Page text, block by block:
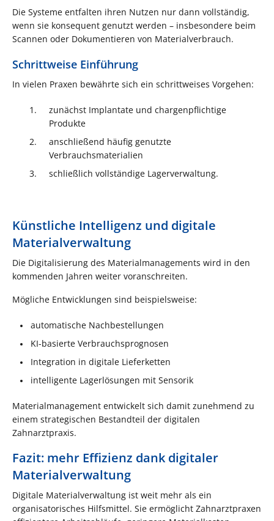
Die Systeme entfalten ihren Nutzen nur dann vollständig,
wenn sie konsequent genutzt werden – insbesondere beim
Scannen oder Dokumentieren von Materialverbrauch.
Schrittweise Einführung
In vielen Praxen bewährte sich ein schrittweises Vorgehen:
zunächst Implantate und chargenpflichtige
Produkte
anschließend häufig genutzte
Verbrauchsmaterialien
schließlich vollständige Lagerverwaltung.
Künstliche Intelligenz und digitale
Materialverwaltung
Die Digitalisierung des Materialmanagements wird in den
kommenden Jahren weiter voranschreiten.
Mögliche Entwicklungen sind beispielsweise:
automatische Nachbestellungen
KI-basierte Verbrauchsprognosen
Integration in digitale Lieferketten
intelligente Lagerlösungen mit Sensorik
Materialmanagement entwickelt sich damit zunehmend zu
einem strategischen Bestandteil der digitalen
Zahnarztpraxis.
Fazit: mehr Effizienz dank digitaler
Materialverwaltung
Digitale Materialverwaltung ist weit mehr als ein
organisatorisches Hilfsmittel. Sie ermöglicht Zahnarztpraxen